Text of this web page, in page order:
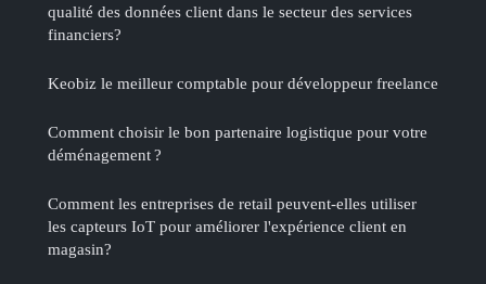
qualité des données client dans le secteur des services
financiers?
Keobiz le meilleur comptable pour développeur freelance
Comment choisir le bon partenaire logistique pour votre
déménagement ?
Comment les entreprises de retail peuvent-elles utiliser
les capteurs IoT pour améliorer l'expérience client en
magasin?